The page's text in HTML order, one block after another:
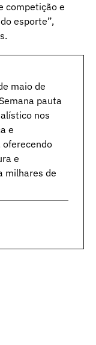
competição e
esporte”,
maio de
pauta
nos
e
oferecendo
e
milhares de